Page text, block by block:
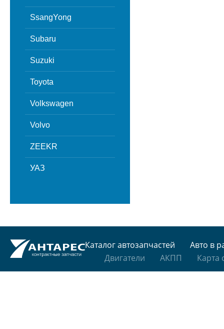
SsangYong
Subaru
Suzuki
Toyota
Volkswagen
Volvo
ZEEKR
УАЗ
Каталог автозапчастей
Авто в
Двигатели
АКПП Карта